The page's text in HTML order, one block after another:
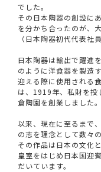
でした。
その日本陶器の創設に
を分かち合ったのが、
（日本陶器初代代表社
日本陶器は輸出で躍進
のように洋食器を製造
迎える際に使用される
は、1919年、私財を投
倉陶園を創業しました。
以来、現在に至るまで
の志を理念として数々
その作品は日本の文化
皇室をはじめ日本国迎
だいています。